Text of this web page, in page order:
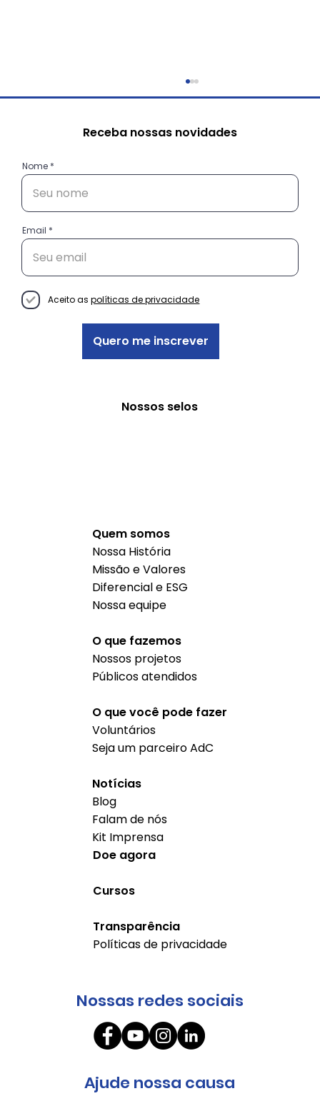
Conheça as histórias das
Nossas redes sociais
Ajude nossa causa
Quem somos
Nossa História
Missão e Valores
Diferencial e ESG
Nossa equipe
O que fazemos
Nossos projetos
Públicos atendidos
O que você pode fazer
Voluntários
Seja um parceiro AdC
Notícias
Blog
Falam de nós
Kit Imprensa
Doe agora
Cursos
Transparência
Políticas de privacidade
Receba nossas novidades
Nome
Email
Aceito as políticas de privacidade
Quero me inscrever
Nossos selos